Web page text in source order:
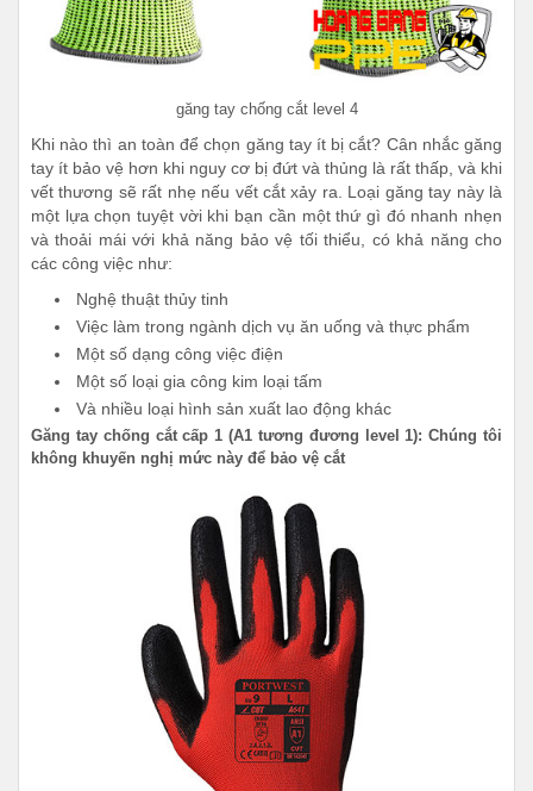
găng tay chống cắt level 4
Khi nào thì an toàn để chọn găng tay ít bị cắt? Cân nhắc găng
tay ít bảo vệ hơn khi nguy cơ bị đứt và thủng là rất thấp, và khi
vết thương sẽ rất nhẹ nếu vết cắt xảy ra. Loại găng tay này là
một lựa chọn tuyệt vời khi bạn cần một thứ gì đó nhanh nhẹn
và thoải mái với khả năng bảo vệ tối thiểu, có khả năng cho
các công việc như:
Nghệ thuật thủy tinh
Việc làm trong ngành dịch vụ ăn uống và thực phẩm
Một số dạng công việc điện
Một số loại gia công kim loại tấm
Và nhiều loại hình sản xuất lao động khác
Găng tay chống cắt cấp 1 (A1 tương đương level 1): Chúng tôi
không khuyến nghị mức này để bảo vệ cắt